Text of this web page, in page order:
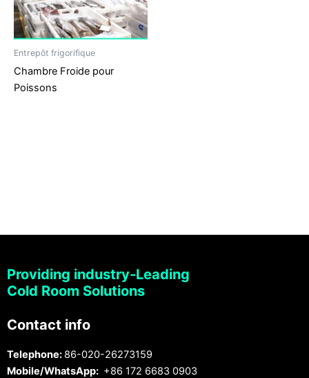
Entrepôt frigorifique
Chambre Froide pour
Poissons
Providing industry-Leading
Cold Room Solutions
Contact info
Telephone: 86-020-26273159
Mobile/WhatsApp: +86 172 6683 0903